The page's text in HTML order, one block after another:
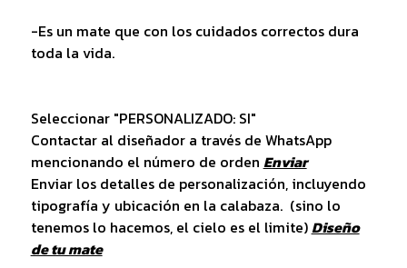
-Es un mate que con los cuidados correctos dura
toda la vida.
Seleccionar "PERSONALIZADO: SI"
Contactar al diseñador a través de WhatsApp
mencionando el número de orden Enviar
Enviar los detalles de personalización, incluyendo
tipografía y ubicación en la calabaza. (sino lo
tenemos lo hacemos, el cielo es el limite)Diseño
de tu mate